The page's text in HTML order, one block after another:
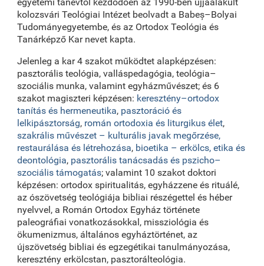
egyetemi tanévtől kezdődően az 1990-ben újjáalakult
kolozsvári Teológiai Intézet beolvadt a Babeș–Bolyai
Tudományegyetembe, és az Ortodox Teológia és
Tanárképző Kar nevet kapta.
Jelenleg a kar 4 szakot működtet alapképzésen:
pasztorális teológia, valláspedagógia, teológia–
szociális munka, valamint egyházművészet; és 6
szakot magiszteri képzésen: keresztény–ortodox
tanítás és hermeneutika, pasztoráció és
lelkipásztorság, román ortodoxia és liturgikus élet,
szakrális művészet – kulturális javak megőrzése,
restaurálása és létrehozása, bioetika – erkölcs, etika és
deontológia, pasztorális tanácsadás és pszicho–
szociális támogatás; valamint 10 szakot doktori
képzésen: ortodox spiritualitás, egyházzene és rituálé,
az ószövetség teológiája bibliai részégettel és héber
nyelvvel, a Román Ortodox Egyház története
paleográfiai vonatkozásokkal, missziológia és
ökumenizmus, általános egyháztörténet, az
újszövetség bibliai és egzegétikai tanulmányozása,
keresztény erkölcstan, pasztorálteológia.